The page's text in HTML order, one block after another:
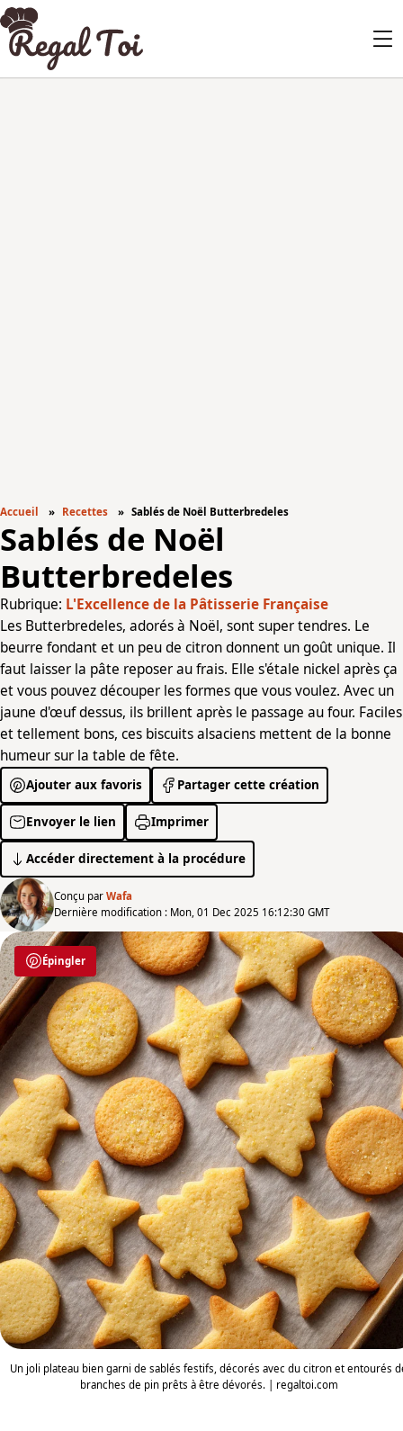
Accueil Recettes Sablés de Noël Butterbredeles
Sablés de Noël
Butterbredeles
Rubrique: L'Excellence de la Pâtisserie Française
Les Butterbredeles, adorés à Noël, sont super tendres. Le
beurre fondant et un peu de citron donnent un goût unique. Il
faut laisser la pâte reposer au frais. Elle s'étale nickel après ça
et vous pouvez découper les formes que vous voulez. Avec un
jaune d'œuf dessus, ils brillent après le passage au four. Faciles
et tellement bons, ces biscuits alsaciens mettent de la bonne
humeur sur la table de fête.
Ajouter aux favoris Partager cette création
Envoyer le lien Imprimer
Accéder directement à la procédure
Conçu par Wafa
Dernière modification : Mon, 01 Dec 2025 16:12:30 GMT
Épingler
Un joli plateau bien garni de sablés festifs, décorés avec du citron et entourés
branches de pin prêts à être dévorés. | regaltoi.com